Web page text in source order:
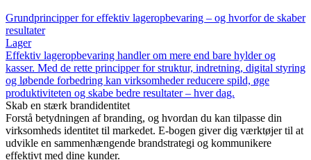
Grundprincipper for effektiv lageropbevaring – og hvorfor de skaber
resultater
Lager
Effektiv lageropbevaring handler om mere end bare hylder og
kasser. Med de rette principper for struktur, indretning, digital styring
og løbende forbedring kan virksomheder reducere spild, øge
produktiviteten og skabe bedre resultater – hver dag.
Skab en stærk brandidentitet
Forstå betydningen af branding, og hvordan du kan tilpasse din
virksomheds identitet til markedet. E-bogen giver dig værktøjer til at
udvikle en sammenhængende brandstrategi og kommunikere
effektivt med dine kunder.